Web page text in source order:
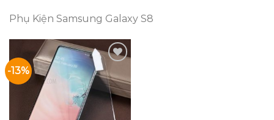
Phụ Kiện Samsung Galaxy S8
-13%
Add to
Wishlist